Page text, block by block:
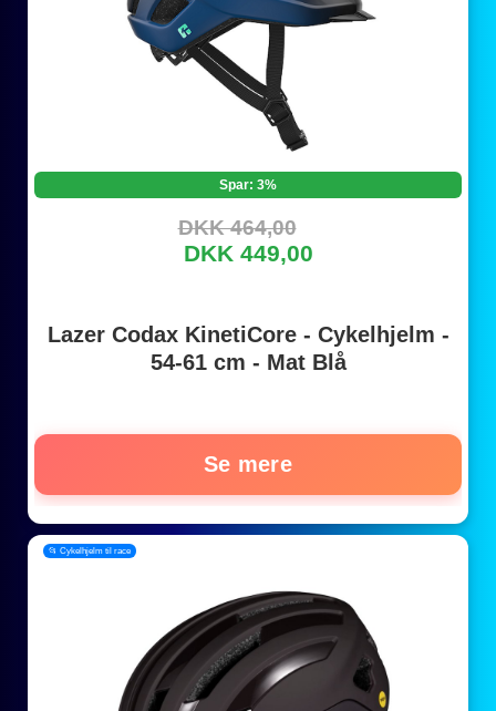
Spar: 3%
DKK 464,00
DKK 449,00
Lazer Codax KinetiCore - Cykelhjelm -
54-61 cm - Mat Blå
Se mere
📂 Cykelhjelm til race